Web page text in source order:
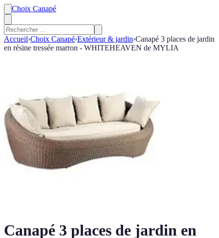
Choix Canapé
Accueil›Choix Canapé›Extérieur & jardin›Canapé 3 places de jardin
en résine tressée marron - WHITEHEAVEN de MYLIA
Canapé 3 places de jardin en